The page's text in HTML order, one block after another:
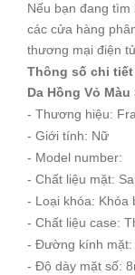
Nếu bạn đang
các cửa hàng
thương mại điện
Thông số chi
Da Hồng Vỏ
- Thương hiệu:
- Giới tính: Nữ
- Model number:
- Chất liệu mặt:
- Loại khóa: Khóa
- Chất liệu case:
- Đường kính mặt:
- Độ dày mặt số: